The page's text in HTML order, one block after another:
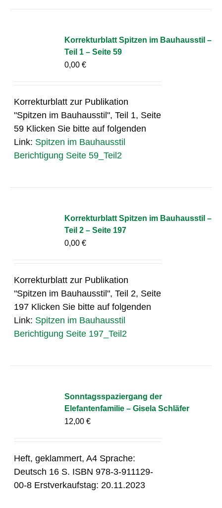
Korrekturblatt Spitzen im Bauhausstil –
Teil 1 – Seite 59
0,00€
Korrekturblatt zur Publikation
"Spitzen im Bauhausstil", Teil 1, Seite
59 Klicken Sie bitte auf folgenden
Link: Spitzen im Bauhausstil
Berichtigung Seite 59_Teil2
Korrekturblatt Spitzen im Bauhausstil –
Teil 2 – Seite 197
0,00€
Korrekturblatt zur Publikation
"Spitzen im Bauhausstil", Teil 2, Seite
197 Klicken Sie bitte auf folgenden
Link: Spitzen im Bauhausstil
Berichtigung Seite 197_Teil2
Sonntagsspaziergang der
Elefantenfamilie – Gisela Schläfer
12,00€
Heft, geklammert, A4 Sprache:
Deutsch 16 S. ISBN 978-3-911129-
00-8 Erstverkaufstag: 20.11.2023